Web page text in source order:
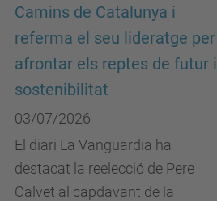
Camins de Catalunya i
referma el seu lideratge per
afrontar els reptes de futur i
sostenibilitat
03/07/2026
El diari La Vanguardia ha
destacat la reelecció de Pere
Calvet al capdavant de la